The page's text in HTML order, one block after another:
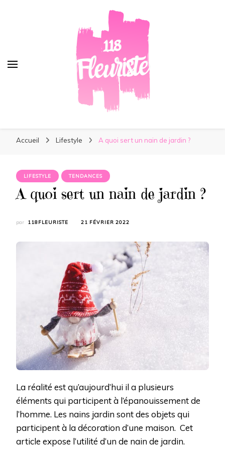
118Fleuriste
Accueil Lifestyle A quoi sert un nain de jardin ?
LIFESTYLE TENDANCES
A quoi sert un nain de jardin ?
par 118FLEURISTE 21 FÉVRIER 2022
La réalité est qu’aujourd’hui il a plusieurs
éléments qui participent à l’épanouissement de
l’homme. Les nains jardin sont des objets qui
participent à la décoration d’une maison. Cet
article expose l’utilité d’un de nain de jardin.